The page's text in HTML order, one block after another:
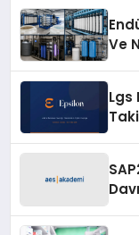
Ve
Lgs